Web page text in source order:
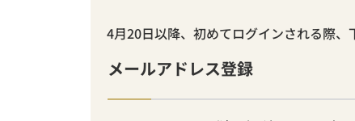
4月20日以降、初めてログインされる際、
メールアドレス登録